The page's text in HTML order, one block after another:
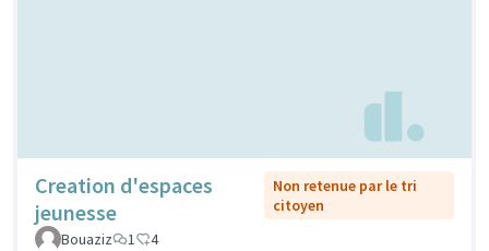
Creation d'espaces
jeunesse
Non retenue par le tri
citoyen
Bouaziz
1 4